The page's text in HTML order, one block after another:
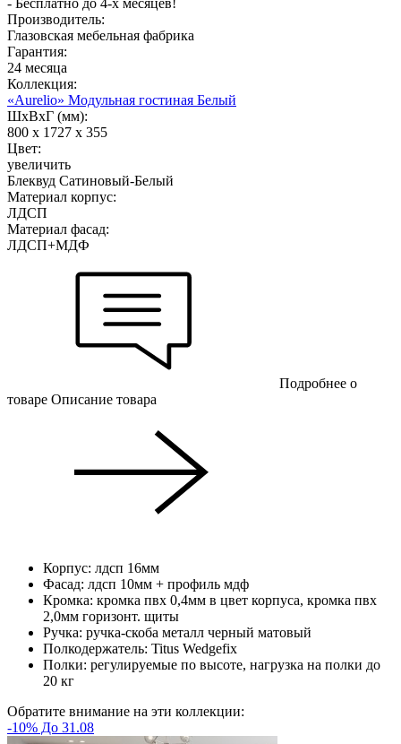
Производитель:
Глазовская мебельная фабрика
Гарантия:
24 месяца
Коллекция:
«Aurelio» Модульная гостиная Белый
ШхВхГ (мм):
800 х 1727 х 355
Цвет:
увеличить
Блеквуд Сатиновый-Белый
Материал корпус:
ЛДСП
Материал фасад:
ЛДСП+МДФ
Подробнее о
товаре Описание товара
Корпус: лдсп 16мм
Фасад: лдсп 10мм + профиль мдф
Кромка: кромка пвх 0,4мм в цвет корпуса, кромка пвх
2,0мм горизонт. щиты
Ручка: ручка-скоба металл черный матовый
Полкодержатель: Titus Wedgefix
Полки: регулируемые по высоте, нагрузка на полки до
20 кг
Обратите внимание на эти коллекции:
-10% До 31.08